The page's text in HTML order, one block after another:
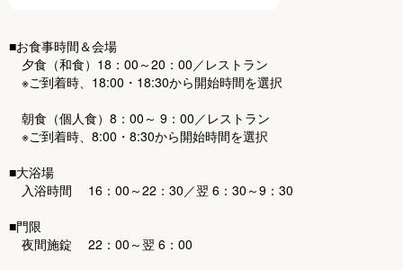
■お食事時間＆会場
夕食（和食）18：00～20：00／レストラン
※ご到着時、18:00・18:30から開始時間を選択
朝食（個人食）8：00～ 9：00／レストラン
※ご到着時、8:00・8:30から開始時間を選択
■大浴場
入浴時間 16：00～22：30／翌 6：30～9：30
■門限
夜間施錠 22：00～翌 6：00